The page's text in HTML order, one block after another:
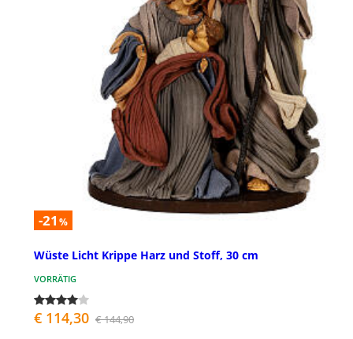
-21 %
Wüste Licht Krippe Harz und Stoff, 30 cm
VORRÄTIG
€ 114,30 € 144,90